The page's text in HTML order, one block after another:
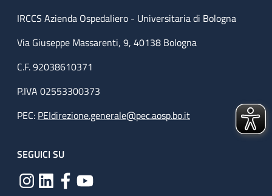
IRCCS Azienda Ospedaliero - Universitaria di Bologna
Via Giuseppe Massarenti, 9, 40138 Bologna
C.F. 92038610371
P.IVA 02553300373
PEC: PEIdirezione.generale@pec.aosp.bo.it
SEGUICI SU